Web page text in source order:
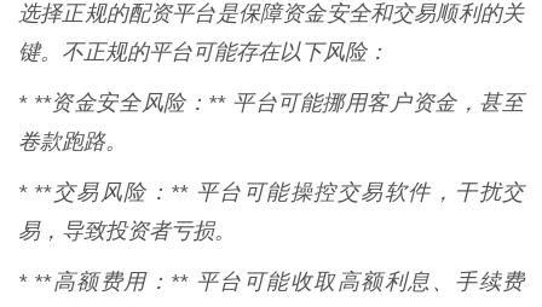
选择正规的配资平台是保障资金安全和交易顺利的关
键。不正规的平台可能存在以下风险：
* **资金安全风险：** 平台可能挪用客户资金，甚至
卷款跑路。
* **交易风险：** 平台可能操控交易软件，干扰交
易，导致投资者亏损。
* **高额费用：** 平台可能收取高额利息、手续费